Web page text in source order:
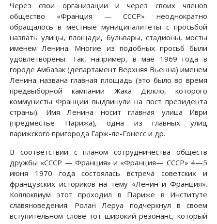
Через свои организации и через своих членов
общество «Франция — СССР» неоднократно
обращалось в местные муниципалитеты с просьбой
назвать улицы, площади, бульвары, стадионы, мосты
именем Ленина. Многие из подобных просьб были
удовлетворены. Так, например, в мае 1969 года в
городе Амбазак (департамент Верхняя Вьенна) именем
Ленина названа главная площадь (это было во время
предвыборной кампании Жака Дюкло, которого
коммунисты Франции выдвинули на пост президента
страны). Имя Ленина носит главная улица Иври
(предместье Парижа), одна из главных улиц
парижского пригорода Гарж-ле-Гонесс и др.
В соответствии с планом сотрудничества обществ
дружбы «СССР — Франция» и «Франция— СССР» 4—5
июня 1970 года состоялась встреча советских и
французских историков на тему «Ленин и Франция».
Коллоквиум этот проходил в Париже в Институте
славяноведения. Ролан Леруа подчеркнул в своем
вступительном слове тот широкий резонанс, который